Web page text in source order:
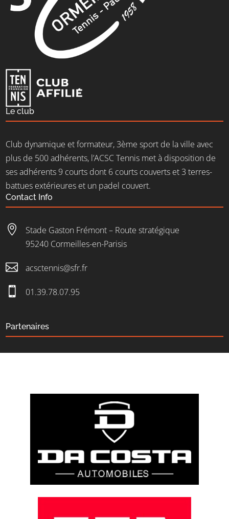
Le club
Club dynamique et formateur, 3ème sport de la ville avec
plus de 500 adhérents, l’ACSC Tennis met à disposition de
ses adhérents 9 courts dont 6 courts couverts et 3 terres-
battues extérieures et un padel couvert.
Contact Info

Stade Gaston Frémont – Route stratégique
95240 Cormeilles-en-Parisis
 acsctennis@sfr.fr
 01.39.78.07.95
Partenaires